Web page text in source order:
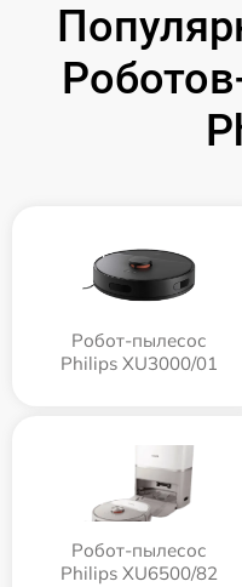
Робот-пылесос
Philips XU3000/01
Робот-пылесос
Philips XU6500/82